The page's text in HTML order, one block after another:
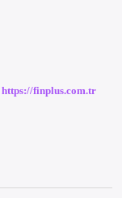
https://finplus.com.tr